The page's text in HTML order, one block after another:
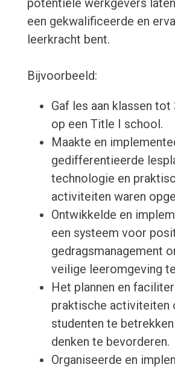
potentiële werkgevers
een gekwalificeerde en
leerkracht bent.
Bijvoorbeeld:
Gaf les aan klassen
op een Title I school.
Maakte en
gedifferentieerde
technologie en
activiteiten waren
Ontwikkelde en
een systeem voor
gedragsmanagement
veilige leeromgeving
Het plannen en
praktische activiteiten
studenten te
denken te bevorderen.
Organiseerde en